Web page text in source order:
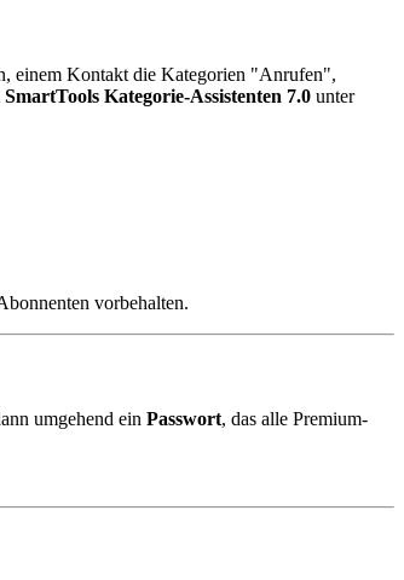
einem Kontakt die Kategorien "Anrufen",
SmartTools Kategorie-Assistenten 7.0 unter
vorbehalten.
umgehend ein Passwort, das alle Premium-